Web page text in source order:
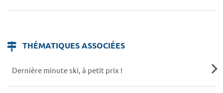
THÉMATIQUES ASSOCIÉES
Dernière minute ski, à petit prix !